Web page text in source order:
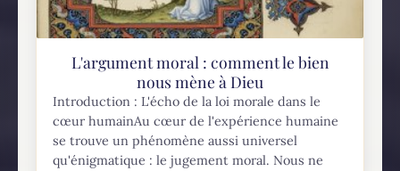
L'argument moral : comment le bien
nous mène à Dieu
Introduction : L'écho de la loi morale dans le
cœur humainAu cœur de l'expérience humaine
se trouve un phénomène aussi universel
qu'énigmatique : le jugement moral. Nous ne